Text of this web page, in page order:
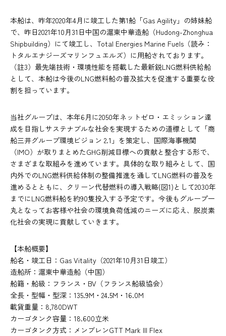
本船は、昨年2020年4月に竣工した第1船「Gas Agility」の姉妹船
で、昨日2021年10月31日中国の滬東中華造船（Hudong-Zhonghua
Shipbuilding）にて竣工し、Total Energies Marine Fuels（読み：
トタルエナジーズマリンフュエルズ）に用船されております。
（註3）最先端技術・環境性能を搭載した最新鋭LNG燃料供給船
として、本船は今後のLNG燃料船の普及拡大を促進する重要な役
割を担っています。
当社グループは、本年6月に2050年ネットゼロ・エミッション達
成を目指しサステナブルな社会を実現するための道標として「商
船三井グループ環境ビジョン 2.1」を策定し、国際海事機関
（IMO）が取りまとめたGHG削減目標への貢献と整合する形で、
さまざまな取組みを進めています。具体的な取り組みとして、国
内外でのLNG燃料供給体制の整備推進を通してLNG燃料の普及を
進めるとともに、クリーン代替燃料の導入戦略(図1)として2030年
までにLNG燃料船を約90隻投入する予定です。今後もグループ一
丸となってお客様や社会の環境負荷低減のニーズに応え、脱炭素
化社会の実現に貢献していきます。
【本船概要】
船名・竣工日：Gas Vitality（2021年10月31日竣工）
造船所：滬東中華造船（中国）
船籍・船級：フランス・BV（フランス船級協会）
全長・型幅・型深：135.9M・24.5M・16.0M
載貨重量：8,780DWT
カーゴタンク容量：18.600立米
カーゴタンク方式：メンブレンGTT Mark III Flex